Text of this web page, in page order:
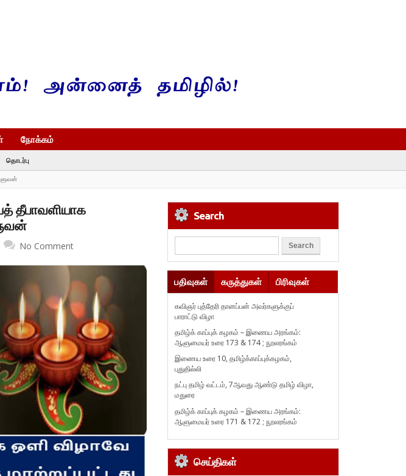
நோக்கம்
தொடர்பு
தீபாவளியாக
No Comment
Search
பதிவுகள் கருத்துகள் பிரிவுகள்
கவிஞர் புத்தேரி தானப்பன் அவர்களுக்குப்
பாராட்டு விழா
தமிழ்க் காப்புக் கழகம் – இணைய அரங்கம்:
ஆளுமையர் உரை 173 & 174 ; நூலரங்கம்
இணைய உரை 10, தமிழ்க்காப்புக்கழகம்,
புதுதில்லி
நட்பு தமிழ் வட்டம், 7ஆவது ஆண்டு தமிழ் விழா,
மதுரை
தமிழ்க் காப்புக் கழகம் – இணைய அரங்கம்:
ஆளுமையர் உரை 171 & 172 ; நூலரங்கம்
செய்திகள்